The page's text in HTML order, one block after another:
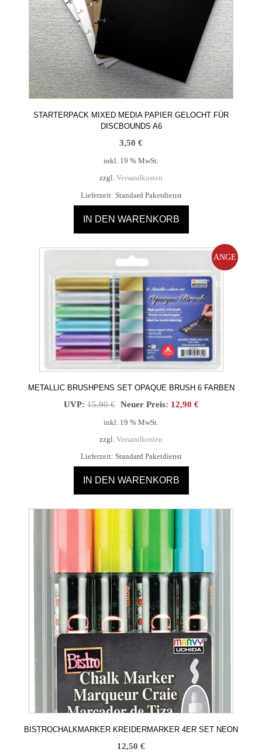
STARTERPACK MIXED MEDIA PAPIER GELOCHT FÜR
DISCBOUNDS A6
3,50 €
inkl. 19 % MwSt.
zzgl. Versandkosten
Lieferzeit: Standard Paketdienst
IN DEN WARENKORB
ANGE
BOT!
METALLIC BRUSHPENS SET OPAQUE BRUSH 6 FARBEN
UVP: 15,90€ Ursprünglicher
15,90 €
Neuer Preis: 12,90 €Aktueller
inkl. 19 % MwSt.
zzgl. Versandkosten
Lieferzeit: Standard Paketdienst
IN DEN WARENKORB
BISTROCHALKMARKER KREIDERMARKER 4ER SET NEON
12,50 €